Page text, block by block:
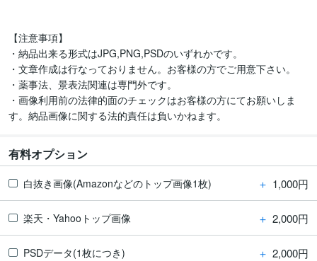
【注意事項】
・納品出来る形式はJPG,PNG,PSDのいずれかです。
・文章作成は行なっておりません。お客様の方でご用意下さい。
・薬事法、景表法関連は専門外です。
・画像利用前の法律的面のチェックはお客様の方にてお願いしま
す。納品画像に関する法的責任は負いかねます。
有料オプション
白抜き画像(Amazonなどのトップ画像1枚) ＋ 1,000円
楽天・Yahooトップ画像 ＋ 2,000円
PSDデータ(1枚につき) ＋ 2,000円